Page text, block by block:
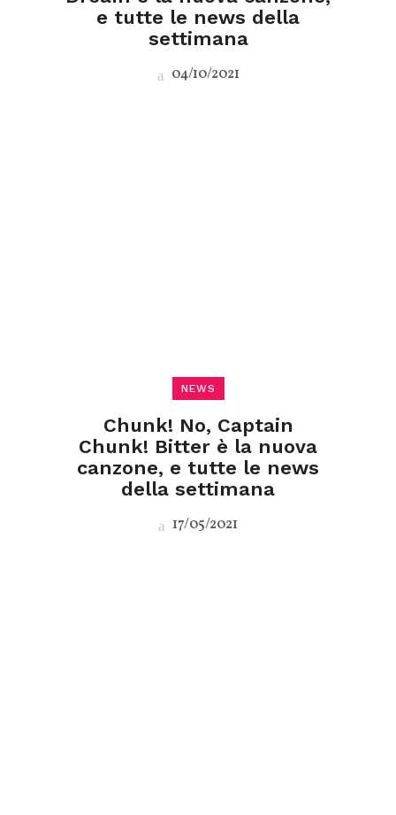
e tutte le news della
settimana
04/10/2021
NEWS
Chunk! No, Captain
Chunk! Bitter è la nuova
canzone, e tutte le news
della settimana
17/05/2021